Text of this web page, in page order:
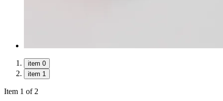
item 0
item 1
Item 1 of 2